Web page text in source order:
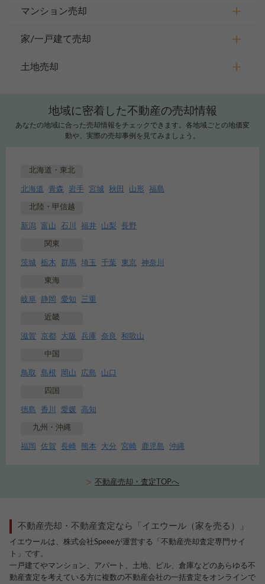
マンション売却
家/一戸建て売却
土地売却
地域に密着した不動産の売却情報
あなたの地域に合った売却情報をチェックできます。各地域ごとの地価変
動や、実際の売却事例を見てみましょう。
北海道・東北
北海道 青森 岩手 宮城 秋田 山形 福島
北陸・甲信越
新潟 富山 石川 福井 山梨 長野
関東
茨城 栃木 群馬 埼玉 千葉 東京 神奈川
東海
岐阜 静岡 愛知 三重
近畿
滋賀 京都 大阪 兵庫 奈良 和歌山
中国
鳥取 島根 岡山 広島 山口
四国
徳島 香川 愛媛 高知
九州・沖縄
福岡 佐賀 長崎 熊本 大分 宮崎 鹿児島 沖縄
不動産売却・査定TOPへ
不動産売却・不動産査定なら「イエウール（家を売る）」
イエウールは、株式会社Speeeが運営する「不動産売却査定専門サイ
ト」です。
一戸建てやマンション、アパート、土地、ビル、倉庫などのあらゆる不
動産査定を考えている方に複数の不動産会社の一括査定をオンラインで